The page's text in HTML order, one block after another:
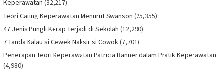
Keperawatan (32,217)
Teori Caring Keperawatan Menurut Swanson (25,355)
47 Jenis Pungli Kerap Terjadi di Sekolah (12,290)
7 Tanda Kalau si Cewek Naksir si Cowok(7,701)
Penerapan Teori Keperawatan Patricia Banner dalam Pratik Keperawatan
(4,980)